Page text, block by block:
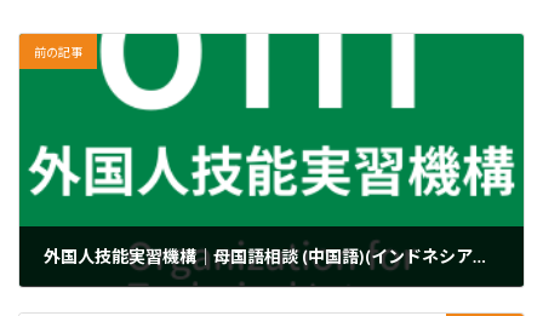
前の記事
外国人技能実習機構｜母国語相談 (中国語)(インドネシア語)の対